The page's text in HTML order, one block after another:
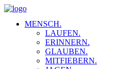
MENSCH.
LAUFEN.
ERINNERN.
GLAUBEN.
MITFIEBERN.